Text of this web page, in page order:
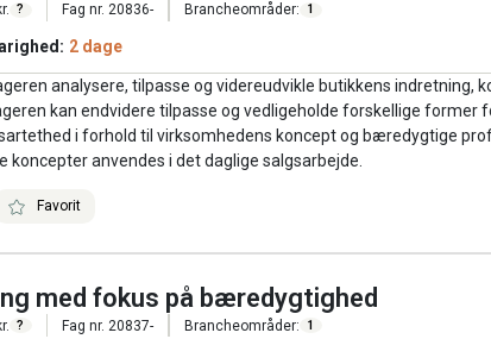
? Fag nr. 20836- Brancheområder: 1
2 dage
analysere, tilpasse og videreudvikle butikkens indretning,
kan endvidere tilpasse og vedligeholde forskellige former
i forhold til virksomhedens koncept og bæredygtige
koncepter anvendes i det daglige salgsarbejde.
Favorit
med fokus på bæredygtighed
? Fag nr. 20837- Brancheområder: 1